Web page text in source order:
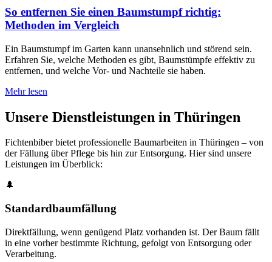
So entfernen Sie einen Baumstumpf richtig:
Methoden im Vergleich
Ein Baumstumpf im Garten kann unansehnlich und störend sein.
Erfahren Sie, welche Methoden es gibt, Baumstümpfe effektiv zu
entfernen, und welche Vor- und Nachteile sie haben.
Mehr lesen
Unsere Dienstleistungen in Thüringen
Fichtenbiber bietet professionelle Baumarbeiten in Thüringen – von
der Fällung über Pflege bis hin zur Entsorgung. Hier sind unsere
Leistungen im Überblick:
🌲
Standardbaumfällung
Direktfällung, wenn genügend Platz vorhanden ist. Der Baum fällt
in eine vorher bestimmte Richtung, gefolgt von Entsorgung oder
Verarbeitung.